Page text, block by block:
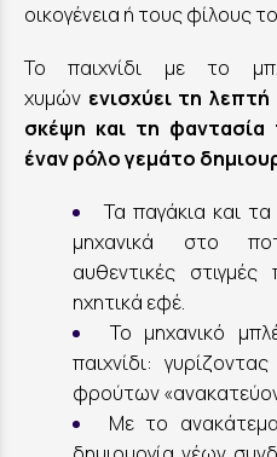
οικογένεια ή τους φίλους
Το παιχνίδι με το
χυμών ενισχύει τη
σκέψη και τη
έναν ρόλο γεμάτο
Τα παγάκια και
μηχανικά στο
αυθεντικές στιγμές
ηχητικά εφέ.
Το μηχανικό
παιχνίδι:
φρούτων
Με το